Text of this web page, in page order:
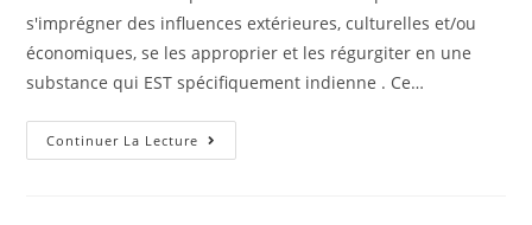
s'imprégner des influences extérieures, culturelles et/ou
économiques, se les approprier et les régurgiter en une
substance qui EST spécifiquement indienne . Ce…
Continuer La Lecture